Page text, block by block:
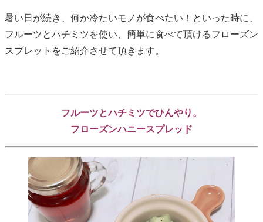
暑い日が続き、何か冷たいモノが食べたい！といった時に、
フルーツとハチミツを使い、簡単に食べて頂けるフローズン
スプレットをご紹介させて頂きます。
フルーツとハチミツでひんやり。
フローズンハニースプレッド